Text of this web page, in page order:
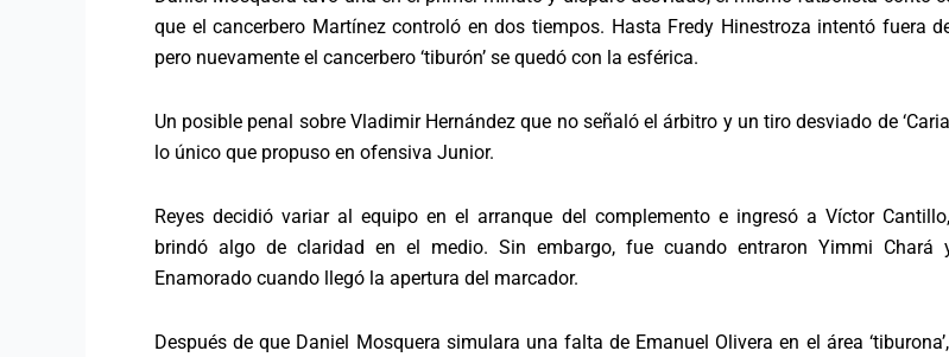
que el cancerbero Martínez controló en dos tiempos. Hasta Fredy Hinestroza intentó fuera
pero nuevamente el cancerbero ‘tiburón’ se quedó con la esférica.
Un posible penal sobre Vladimir Hernández que no señaló el árbitro y un tiro desviado de
lo único que propuso en ofensiva Junior.
Reyes decidió variar al equipo en el arranque del complemento e ingresó a Víctor
brindó algo de claridad en el medio. Sin embargo, fue cuando entraron Yimmi Chará
Enamorado cuando llegó la apertura del marcador.
Después de que Daniel Mosquera simulara una falta de Emanuel Olivera en el área